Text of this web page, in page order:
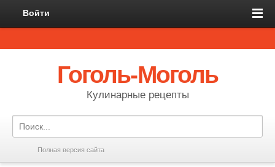
Войти
Гоголь-Моголь
Кулинарные рецепты
Полная версия сайта